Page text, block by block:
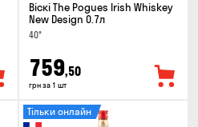
Віскі The Pogues Irish Whiskey
New Design 0.7л
40°
759,50
грн за 1 шт
Тільки онлайн